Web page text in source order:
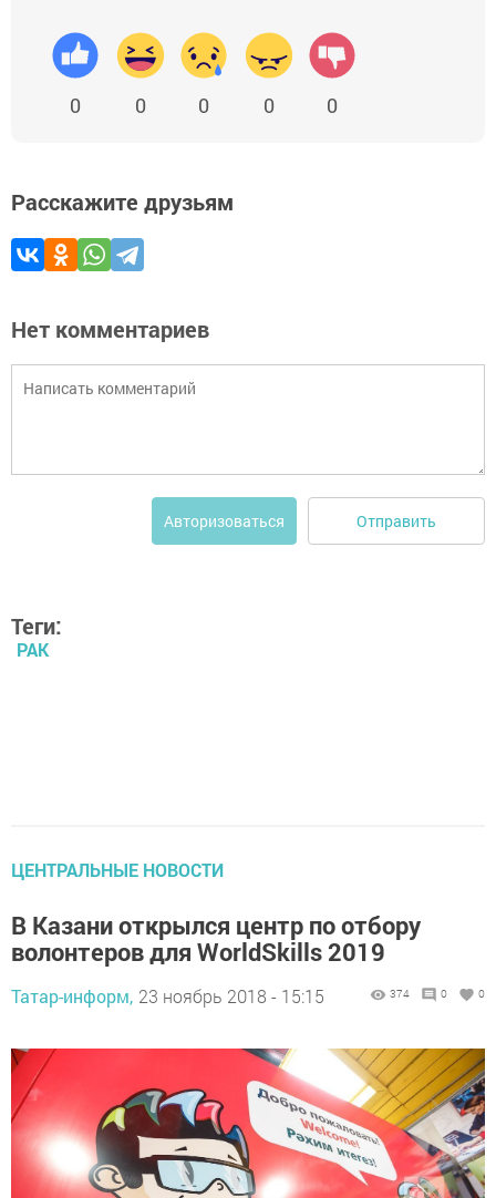
0 0 0 0 0
Расскажите друзьям
Нет комментариев
Авторизоваться Отправить
Теги:
РАК
ЦЕНТРАЛЬНЫЕ НОВОСТИ
В Казани открылся центр по отбору
волонтеров для WorldSkills 2019
Татар-информ, 23 ноябрь 2018 - 15:15 374 0 0